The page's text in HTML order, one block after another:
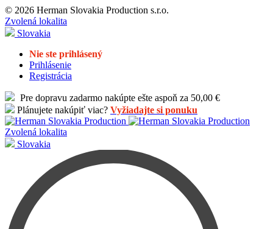
© 2026 Herman Slovakia Production s.r.o.
Zvolená lokalita
Slovakia
Nie ste prihlásený
Prihlásenie
Registrácia
Pre dopravu zadarmo nakúpte ešte aspoň za 50,00 €
Plánujete nakúpiť viac? Vyžiadajte si ponuku
Zvolená lokalita
Slovakia